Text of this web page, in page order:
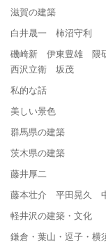
滋賀の建築
白井晟一 柿沼守利
磯崎新 伊東豊雄 隈
西沢立衛 坂茂
私的な話
美しい景色
群馬県の建築
茨木県の建築
藤井厚二
藤本壮介 平田晃久
軽井沢の建築・文化
鎌倉・葉山・逗子・横